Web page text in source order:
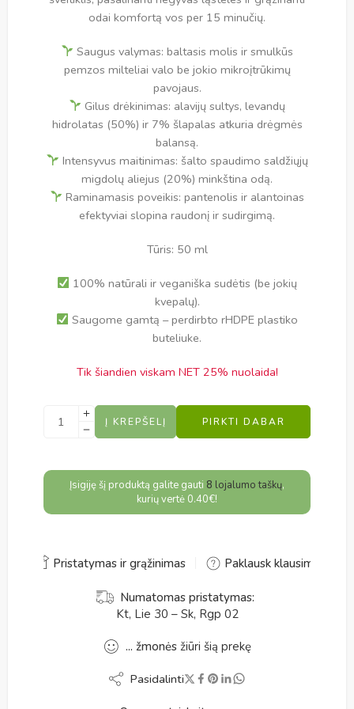
odai komfortą vos per 15 minučių.
Saugus valymas: baltasis molis ir smulkūs
pemzos milteliai valo be jokio mikroįtrūkimų
pavojaus.
Gilus drėkinimas: alavijų sultys, levandų
hidrolatas (50%) ir 7% šlapalas atkuria drėgmės
balansą.
Intensyvus maitinimas: šalto spaudimo saldžiųjų
migdolų aliejus (20%) minkština odą.
Raminamasis poveikis: pantenolis ir alantoinas
efektyviai slopina raudonį ir sudirgimą.
Tūris: 50 ml
100% natūrali ir veganiška sudėtis (be jokių
kvepalų).
Saugome gamtą – perdirbto rHDPE plastiko
buteliuke.
Tik šiandien viskam NET 25% nuolaida!
Į KREPŠELĮ PIRKTI DABAR
Alternative:
Įsigiję šį produktą galite gauti 8 lojalumo taškų,
kurių vertė 0.40€!
Pristatymas ir grąžinimas Paklausk klausimo
Numatomas pristatymas:
Kt, Lie 30 – Sk, Rgp 02
... žmonėsžiūri šią prekę
Pasidalinti